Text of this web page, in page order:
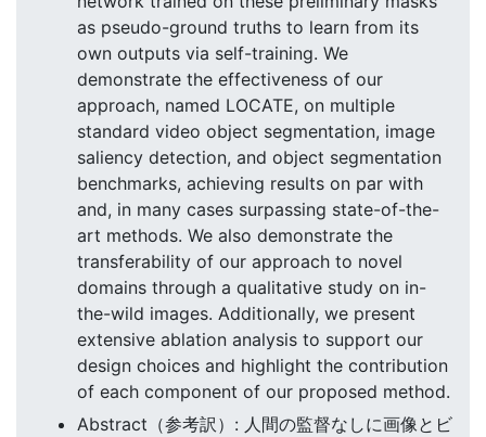
as pseudo-ground truths to learn from its
own outputs via self-training. We
demonstrate the effectiveness of our
approach, named LOCATE, on multiple
standard video object segmentation, image
saliency detection, and object segmentation
benchmarks, achieving results on par with
and, in many cases surpassing state-of-the-
art methods. We also demonstrate the
transferability of our approach to novel
domains through a qualitative study on in-
the-wild images. Additionally, we present
extensive ablation analysis to support our
design choices and highlight the contribution
of each component of our proposed method.
Abstract（参考訳）: 人間の監督なしに画像とビ